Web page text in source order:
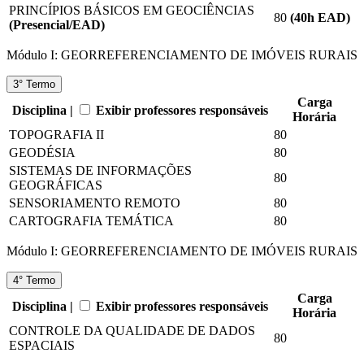
PRINCÍPIOS BÁSICOS EM GEOCIÊNCIAS
(Presencial/EAD)
80 (40h EAD)
Módulo I: GEORREFERENCIAMENTO DE IMÓVEIS RURAIS
3° Termo
Disciplina | Exibir professores responsáveis
Carga
Horária
TOPOGRAFIA II
80
GEODÉSIA
80
SISTEMAS DE INFORMAÇÕES
GEOGRÁFICAS
80
SENSORIAMENTO REMOTO
80
CARTOGRAFIA TEMÁTICA
80
Módulo I: GEORREFERENCIAMENTO DE IMÓVEIS RURAIS
4° Termo
Disciplina | Exibir professores responsáveis
Carga
Horária
CONTROLE DA QUALIDADE DE DADOS
ESPACIAIS
80